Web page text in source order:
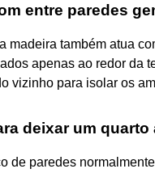
entre paredes
madeira também atua
apenas ao redor da
vizinho para isolar os
deixar um
de paredes